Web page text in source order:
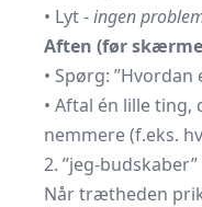
• Lyt -ingen
Aften (før
• Spørg:
• Aftal én lille
nemmere (f.eks.
2. ”jeg-
Når trætheden